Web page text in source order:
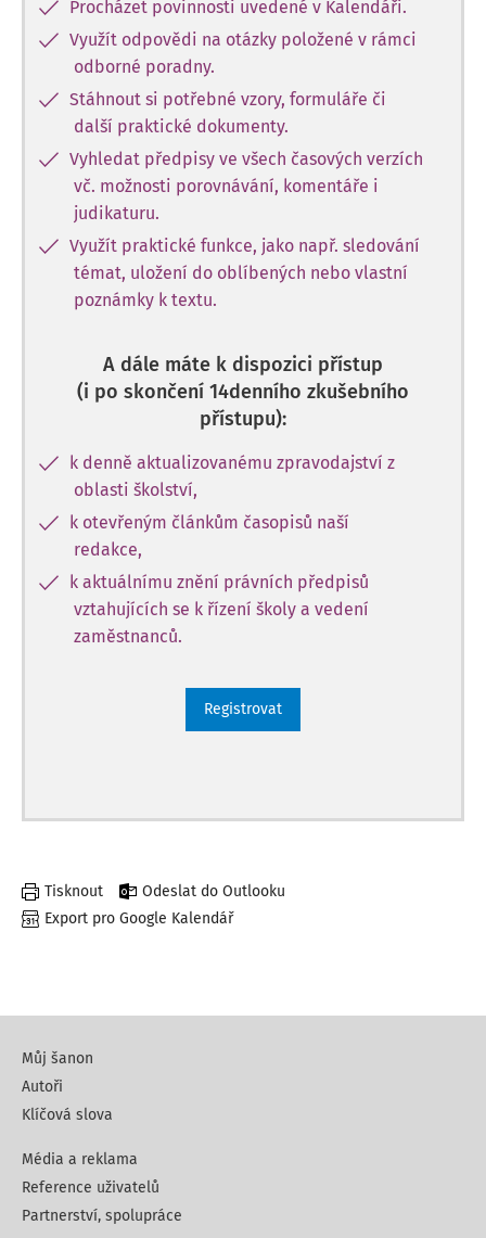
Procházet povinnosti uvedené v Kalendáři.
Využít odpovědi na otázky položené v rámci
odborné poradny.
Stáhnout si potřebné vzory, formuláře či
další praktické dokumenty.
Vyhledat předpisy ve všech časových verzích
vč. možnosti porovnávání, komentáře i
judikaturu.
Využít praktické funkce, jako např. sledování
témat, uložení do oblíbených nebo vlastní
poznámky k textu.
A dále máte k dispozici přístup
(i po skončení 14denního zkušebního
přístupu):
k denně aktualizovanému zpravodajství z
oblasti školství,
k otevřeným článkům časopisů naší
redakce,
k aktuálnímu znění právních předpisů
vztahujících se k řízení školy a vedení
zaměstnanců.
Registrovat
Tisknout
Odeslat do Outlooku
Export pro Google Kalendář
Můj šanon
Autoři
Klíčová slova
Média a reklama
Reference uživatelů
Partnerství, spolupráce